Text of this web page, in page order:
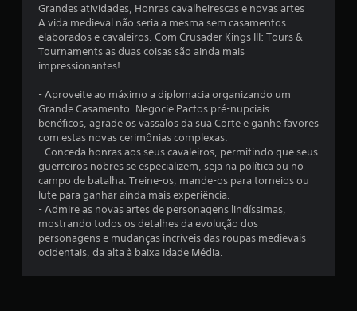
d
e
i
n
c
o
o
Grandes atividades, Honras cavalheirescas e novas artes
A vida medieval não seria a mesma sem casamentos
elaborados e cavaleiros. Com Crusader Kings III: Tours &
Tournaments as duas coisas são ainda mais
impressionantes!
- Aproveite ao máximo a diplomacia organizando um
Grande Casamento. Negocie Pactos pré-nupciais
benéficos, agrade os vassalos da sua Corte e ganhe favores
com estas novas cerimônias complexas.
- Conceda honras aos seus cavaleiros, permitindo que seus
guerreiros nobres se especializem, seja na política ou no
campo de batalha. Treine-os, mande-os para torneios ou
lute para ganhar ainda mais experiência.
- Admire as novas artes de personagens lindíssimas,
mostrando todos os detalhes da evolução dos
personagens e mudanças incríveis das roupas medievais
ocidentais, da alta à baixa Idade Média.